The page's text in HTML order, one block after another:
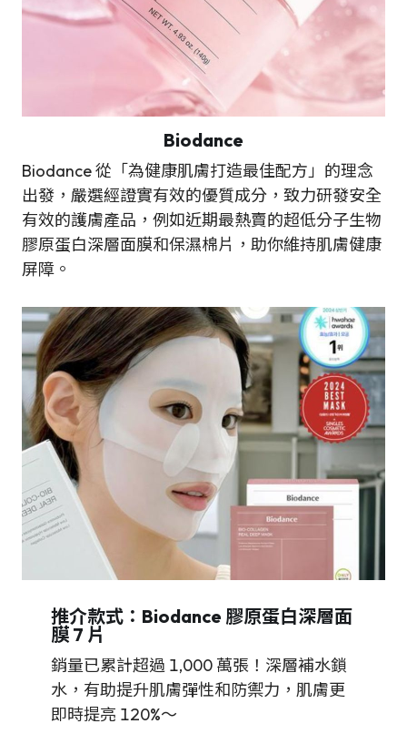
Biodance
Biodance 從「為健康肌膚打造最佳配方」的理念
出發，嚴選經證實有效的優質成分，致力研發安全
有效的護膚產品，例如近期最熱賣的超低分子生物
膠原蛋白深層面膜和保濕棉片，助你維持肌膚健康
屏障。
推介款式：Biodance 膠原蛋白深層面
膜 7 片
銷量已累計超過 1,000 萬張！深層補水鎖
水，有助提升肌膚彈性和防禦力，肌膚更
即時提亮 120%～